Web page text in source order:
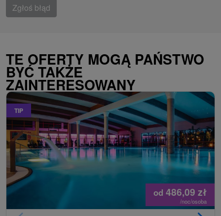
Zgłoś błąd
TE OFERTY MOGĄ PAŃSTWO
BYĆ TAKŻE
ZAINTERESOWANY
TIP
od 486,09 zł
/noc/osoba